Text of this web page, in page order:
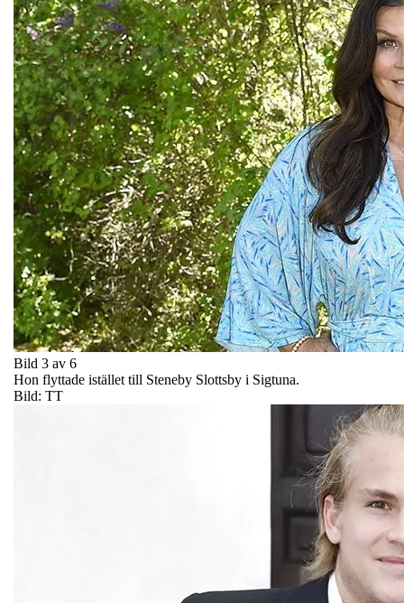
Bild 3 av 6
Hon flyttade istället till Steneby Slottsby i Sigtuna.
Bild: TT